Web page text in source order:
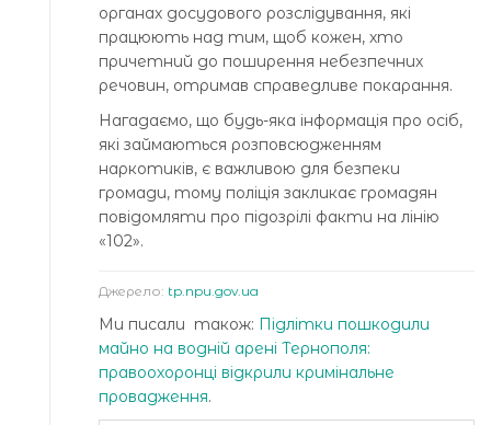
органах досудового розслідування, які
працюють над тим, щоб кожен, хто
причетний до поширення небезпечних
речовин, отримав справедливе покарання.
Нагадаємо, що будь-яка інформація про осіб,
які займаються розповсюдженням
наркотиків, є важливою для безпеки
громади, тому поліція закликає громадян
повідомляти про підозрілі факти на лінію
«102».
Джерело: tp.npu.gov.ua
Ми писали також: Підлітки пошкодили
майно на водній арені Тернополя:
правоохоронці відкрили кримінальне
провадження.